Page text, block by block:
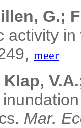
G.;
activity
meer
Mar.